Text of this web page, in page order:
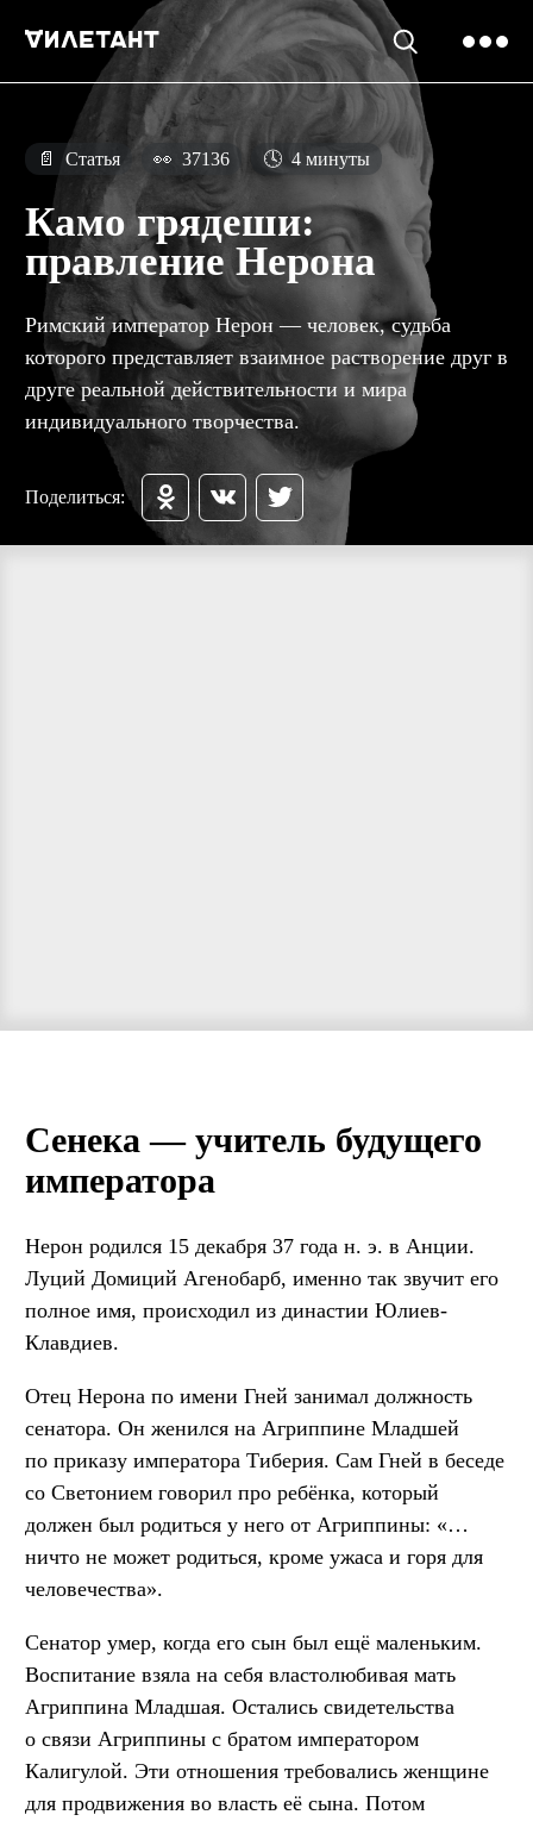
📄 Статья 👀 37136 🕓 4 минуты
Камо грядеши:
правление Нерона
Римский император Нерон — человек, судьба
которого представляет взаимное растворение друг в
друге реальной действительности и мира
индивидуального творчества.
Поделиться:
Сенека — учитель будущего
императора
Нерон родился 15 декабря 37 года н. э. в Анции.
Луций Домиций Агенобарб, именно так звучит его
полное имя, происходил из династии Юлиев-
Клавдиев.
Отец Нерона по имени Гней занимал должность
сенатора. Он женился на Агриппине Младшей
по приказу императора Тиберия. Сам Гней в беседе
со Светонием говорил про ребёнка, который
должен был родиться у него от Агриппины: «…
ничто не может родиться, кроме ужаса и горя для
человечества».
Сенатор умер, когда его сын был ещё маленьким.
Воспитание взяла на себя властолюбивая мать
Агриппина Младшая. Остались свидетельства
о связи Агриппины с братом императором
Калигулой. Эти отношения требовались женщине
для продвижения во власть её сына. Потом